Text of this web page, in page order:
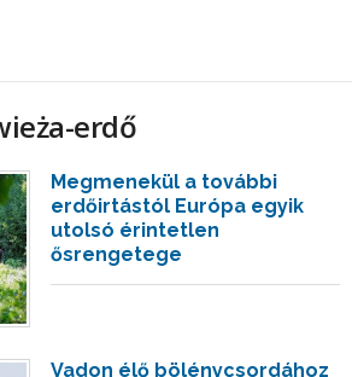
erdő
Megmenekül a további
erdőirtástól Európa egyik
utolsó érintetlen
ősrengetege
Vadon élő bölénycsordához